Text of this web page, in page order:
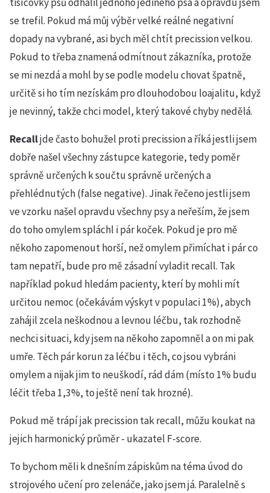
se trefil. Pokud má můj výběr velké reálné negativní
dopady na vybrané, asi bych měl chtít precission velkou.
Pokud to třeba znamená odmítnout zákazníka, protože
se mi nezdá a mohl by se podle modelu chovat špatně,
určitě si ho tím nezískám pro dlouhodobou loajalitu, když
je nevinný, takže chci model, který takové chyby nedělá.
Recalljde často bohužel proti precission a říká jestli jsem
dobře našel všechny zástupce kategorie, tedy poměr
správně určených k součtu správně určených a
přehlédnutých (false negative). Jinak řečeno jestli jsem
ve vzorku našel opravdu všechny psy a neřeším, že jsem
do toho omylem spláchl i pár koček. Pokud je pro mě
někoho zapomenout horší, než omylem přimíchat i pár co
tam nepatří, bude pro mě zásadní vyladit recall. Tak
například pokud hledám pacienty, kterí by mohli mít
určitou nemoc (očekávám výskyt v populaci 1%), abych
zahájil zcela neškodnou a levnou léčbu, tak rozhodně
nechci situaci, kdy jsem na někoho zapomněl a on mi pak
umře. Těch pár korun za léčbu i těch, co jsou vybráni
omylem a nijak jim to neuškodí, rád dám (místo 1% budu
léčit třeba 1,3%, to ještě není tak hrozné).
Pokud mě trápí jak precission tak recall, můžu koukat na
jejich harmonický průměr - ukazatel F-score.
To bychom měli k dnešním zápiskům na téma úvod do
strojového učení pro zelenáče, jako jsem já. Paralelně s